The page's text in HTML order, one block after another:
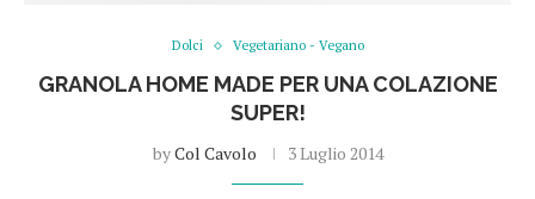
Dolci Vegetariano - Vegano
GRANOLA HOME MADE PER UNA COLAZIONE
SUPER!
byCol Cavolo 3 Luglio 2014